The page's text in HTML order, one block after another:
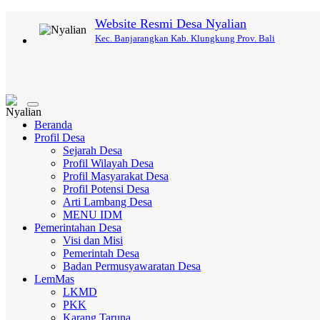
Website Resmi Desa Nyalian
Kec. Banjarangkan Kab. Klungkung Prov. Bali
Toggle
navigation
Beranda
Profil Desa
Sejarah Desa
Profil Wilayah Desa
Profil Masyarakat Desa
Profil Potensi Desa
Arti Lambang Desa
MENU IDM
Pemerintahan Desa
Visi dan Misi
Pemerintah Desa
Badan Permusyawaratan Desa
LemMas
LKMD
PKK
Karang Taruna